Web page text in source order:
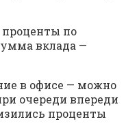
по
вклада —
в офисе — можно
очереди впереди
проценты